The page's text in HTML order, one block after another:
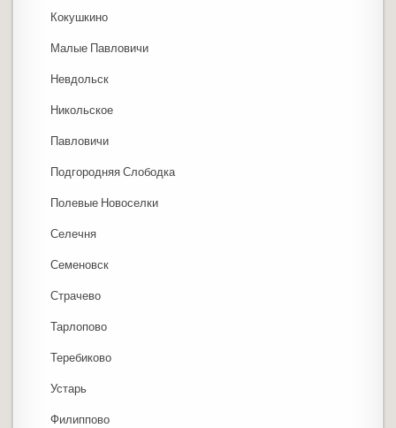
Кокушкино
Малые Павловичи
Невдольск
Никольское
Павловичи
Подгородняя Слободка
Полевые Новоселки
Селечня
Семеновск
Страчево
Тарлопово
Теребиково
Устарь
Филиппово